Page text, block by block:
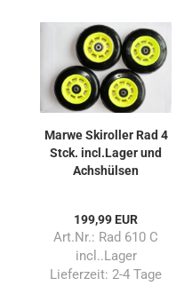
Marwe Skiroller Rad 4
Stck. incl.Lager und
Achshülsen
199,99 EUR
Art.Nr.: Rad 610 C
incl..Lager
Lieferzeit: 2-4 Tage